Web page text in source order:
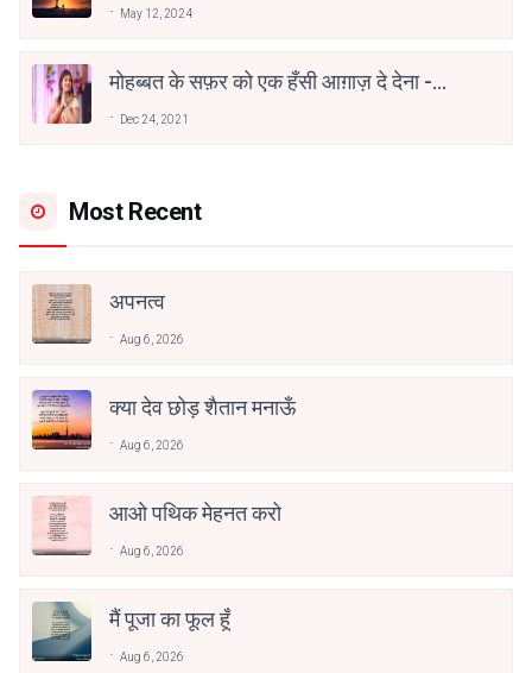
May 12, 2024
मोहब्बत के सफ़र को एक हँसी आग़ाज़ दे देना -
Dec 24, 2021
Most Recent
अपनत्व
Aug 6, 2026
क्या देव छोड़ शैतान मनाऊँ
Aug 6, 2026
आओ पथिक मेहनत करो
Aug 6, 2026
मैं पूजा का फूल हूँ
Aug 6, 2026